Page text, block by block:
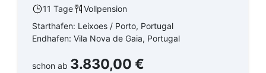
11 Tage
Vollpension
Starthafen: Leixoes / Porto, Portugal
Endhafen: Vila Nova de Gaia, Portugal
schon ab 3.830,00 €